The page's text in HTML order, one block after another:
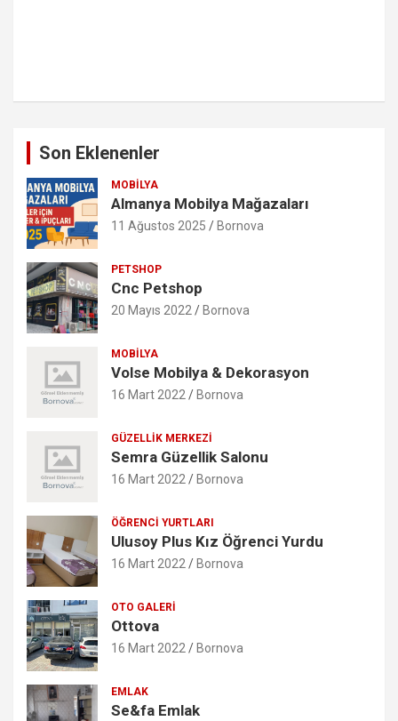
Son Eklenenler
MOBILYA
Almanya Mobilya Mağazaları
11 Ağustos 2025 Bornova
PETSHOP
Cnc Petshop
20 Mayıs 2022 Bornova
MOBILYA
Volse Mobilya & Dekorasyon
16 Mart 2022 Bornova
GÜZELLIK MERKEZI
Semra Güzellik Salonu
16 Mart 2022 Bornova
ÖĞRENCI YURTLARI
Ulusoy Plus Kız Öğrenci Yurdu
16 Mart 2022 Bornova
OTO GALERI
Ottova
16 Mart 2022 Bornova
EMLAK
Se&fa Emlak